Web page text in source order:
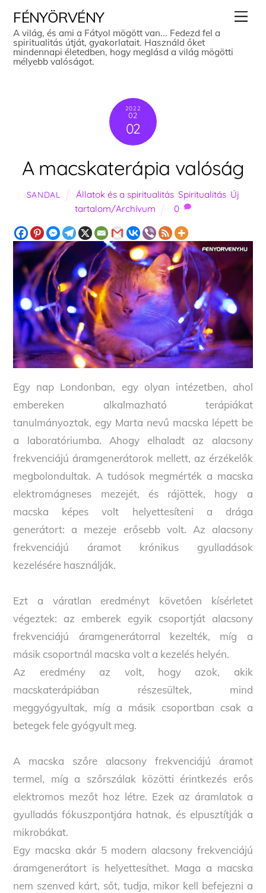
content
FÉNYÖRVÉNY
A világ, és ami a Fátyol mögött van... Fedezd fel a
spiritualitás útját, gyakorlatait. Használd őket
mindennapi életedben, hogy meglásd a világ mögötti
mélyebb valóságot.
2022
02
02
A macskaterápia valóság
SANDAL Állatok és a spiritualitás ,Spiritualitás Új
tartalom/Archívum
0
Egy nap Londonban, egy olyan intézetben, ahol
embereken alkalmazható terápiákat
tanulmányoztak, egy Marta nevű macska lépett be
a laboratóriumba. Ahogy elhaladt az alacsony
frekvenciájú áramgenerátorok mellett, az érzékelők
megbolondultak. A tudósok megmérték a macska
elektromágneses mezejét, és rájöttek, hogy a
macska képes volt helyettesíteni a drága
generátort: a mezeje erősebb volt. Az alacsony
frekvenciájú áramot krónikus gyulladások
kezelésére használják.
Ezt a váratlan eredményt követően kísérletet
végeztek: az emberek egyik csoportját alacsony
frekvenciájú áramgenerátorral kezelték, míg a
másik csoportnál macska volt a kezelés helyén.
Az eredmény az volt, hogy azok, akik
macskaterápiában részesültek, mind
meggyógyultak, míg a másik csoportban csak a
betegek fele gyógyult meg.
A macska szőre alacsony frekvenciájú áramot
termel, míg a szőrszálak közötti érintkezés erős
elektromos mezőt hoz létre. Ezek az áramlatok a
gyulladás fókuszpontjára hatnak, és elpusztítják a
mikrobákat.
Egy macska akár 5 modern alacsony frekvenciájú
áramgenerátort is helyettesíthet. Maga a macska
nem szenved kárt, sőt, tudja, mikor kell befejezni a